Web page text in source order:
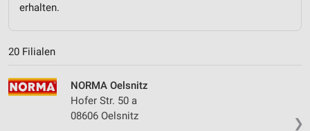
erhalten.
20 Filialen
❯
NORMA Oelsnitz
Hofer Str. 50 a
08606 Oelsnitz